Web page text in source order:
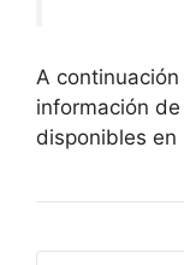
A
información
disponibles en